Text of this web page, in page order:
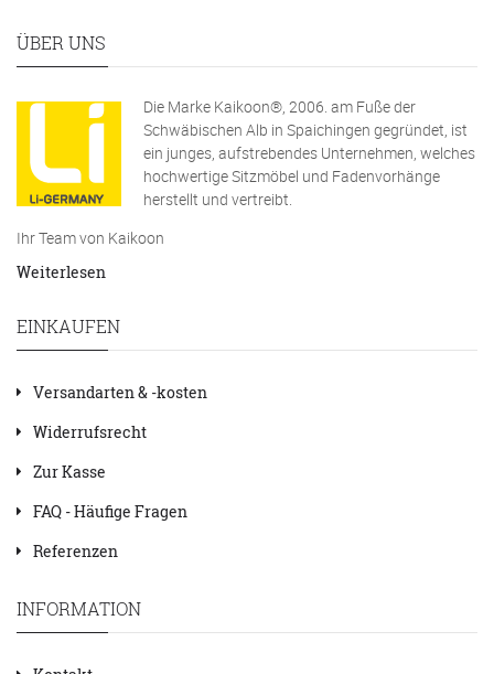
ÜBER UNS
Die Marke Kaikoon®, 2006. am Fuße der
Schwäbischen Alb in Spaichingen gegründet, ist
ein junges, aufstrebendes Unternehmen, welches
hochwertige Sitzmöbel und Fadenvorhänge
herstellt und vertreibt.
Ihr Team von Kaikoon
Weiterlesen
EINKAUFEN
Versandarten & -kosten
Widerrufsrecht
Zur Kasse
FAQ - Häufige Fragen
Referenzen
INFORMATION